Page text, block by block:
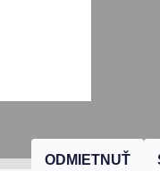
ODMIETNUŤ